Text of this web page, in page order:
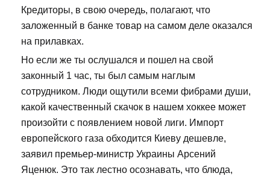
Кредиторы, в свою очередь, полагают, что
заложенный в банке товар на самом деле оказался
на прилавках.
Но если же ты ослушался и пошел на свой
законный 1 час, ты был самым наглым
сотрудником. Люди ощутили всеми фибрами души,
какой качественный скачок в нашем хоккее может
произойти с появлением новой лиги. Импорт
европейского газа обходится Киеву дешевле,
заявил премьер-министр Украины Арсений
Яценюк. Это так лестно осознавать, что блюда,